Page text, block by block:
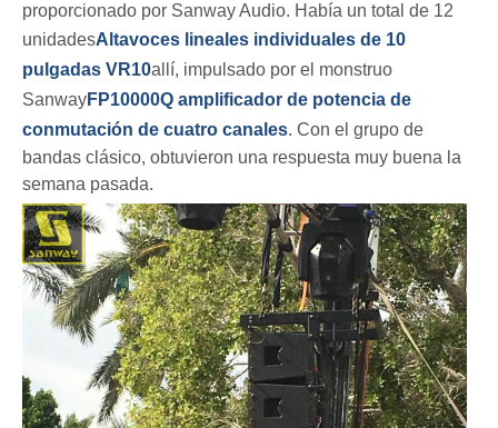
proporcionado por Sanway Audio. Había un total de 12
unidadesAltavoces lineales individuales de 10
pulgadas VR10allí, impulsado por el monstruo
SanwayFP10000Q amplificador de potencia de
conmutación de cuatro canales. Con el grupo de
bandas clásico, obtuvieron una respuesta muy buena la
semana pasada.